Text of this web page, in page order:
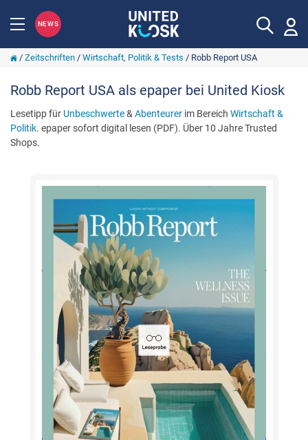
NEWS
/ Zeitschriften/ Wirtschaft, Politik & Tests / Robb Report USA
Robb Report USA als epaper bei United Kiosk
Lesetipp für Unbeschwerte& Abenteurer im Bereich Wirtschaft &
Politik. epaper sofort digital lesen (PDF). Über 10 Jahre Trusted
Shops.